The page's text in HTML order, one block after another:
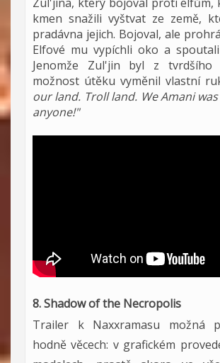
kmen snažili vyštvat ze země,
pradávna jejich. Bojoval, ale
Elfové mu vypíchli oko a
Jenomže Zul'jin byl z
možnost útěku vyměnil vlastní
our land. Troll land. We Amani
anyone!"
8. Shadow of the Necropolis
Trailer k Naxxramasu možná
hodně věcech: v grafickém